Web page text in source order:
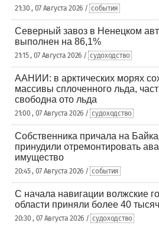
21:30 , 07 Августа 2026 / события
Северный завоз в Ненецком
выполнен на 86,1%
21:15 , 07 Августа 2026 / судоходство
ААНИИ: в арктических морях
массивы сплоченного льда,
свободна ото льда
21:00 , 07 Августа 2026 / судоходство
Собственника причала на
принудили отремонтировать
имущество
20:45 , 07 Августа 2026 / события
С начала навигации волжские
области приняли более 40
20:30 , 07 Августа 2026 / судоходство